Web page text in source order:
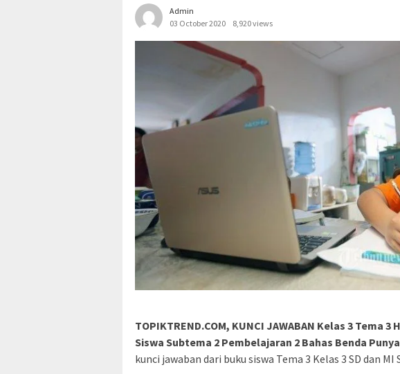
Admin
03 October 2020
8,920 views
TOPIKTREND.COM, KUNCI JAWABAN Kelas 3 Tema 3
Siswa Subtema 2 Pembelajaran 2 Bahas Benda
kunci jawaban dari buku siswa Tema 3 Kelas 3 SD dan